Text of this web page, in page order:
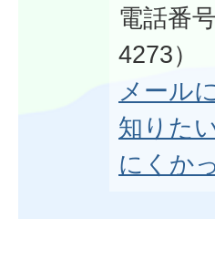
電話番
4273）
メール
知りた
にくか